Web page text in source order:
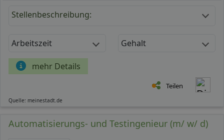
Stellenbeschreibung:
Arbeitszeit Gehalt
mehr Details
Teilen
Quelle: meinestadt.de
Automatisierungs- und Testingenieur (m/ w/ d)